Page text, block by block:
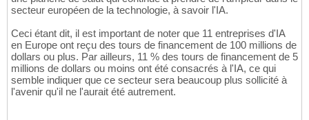
secteur européen de la technologie, à savoir l'IA.
Ceci étant dit, il est important de noter que 11 entreprises d'IA
en Europe ont reçu des tours de financement de 100 millions de
dollars ou plus. Par ailleurs, 11 % des tours de financement de 5
millions de dollars ou moins ont été consacrés à l'IA, ce qui
semble indiquer que ce secteur sera beaucoup plus sollicité à
l'avenir qu'il ne l'aurait été autrement.